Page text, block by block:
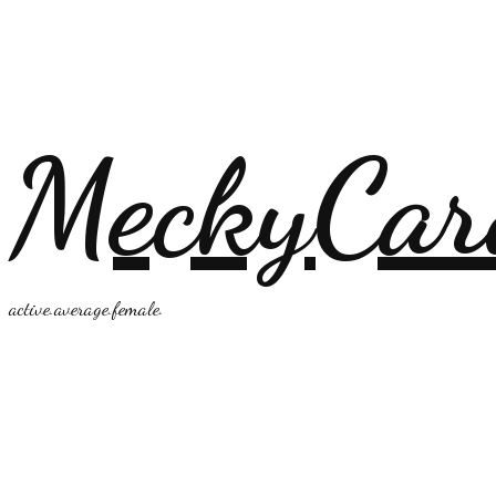
active.average.female.